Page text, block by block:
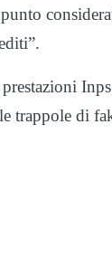
trappole di